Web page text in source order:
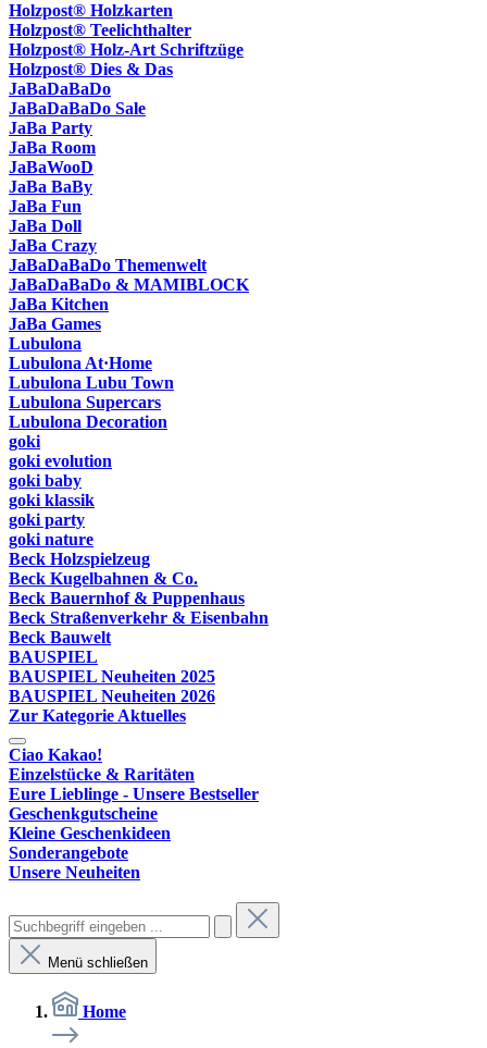
Holzpost® Holzkarten
Holzpost® Teelichthalter
Holzpost® Holz-Art Schriftzüge
Holzpost® Dies & Das
JaBaDaBaDo
JaBaDaBaDo Sale
JaBa Party
JaBa Room
JaBaWooD
JaBa BaBy
JaBa Fun
JaBa Doll
JaBa Crazy
JaBaDaBaDo Themenwelt
JaBaDaBaDo & MAMIBLOCK
JaBa Kitchen
JaBa Games
Lubulona
Lubulona At·Home
Lubulona Lubu Town
Lubulona Supercars
Lubulona Decoration
goki
goki evolution
goki baby
goki klassik
goki party
goki nature
Beck Holzspielzeug
Beck Kugelbahnen & Co.
Beck Bauernhof & Puppenhaus
Beck Straßenverkehr & Eisenbahn
Beck Bauwelt
BAUSPIEL
BAUSPIEL Neuheiten 2025
BAUSPIEL Neuheiten 2026
Zur Kategorie Aktuelles
Ciao Kakao!
Einzelstücke & Raritäten
Eure Lieblinge - Unsere Bestseller
Geschenkgutscheine
Kleine Geschenkideen
Sonderangebote
Unsere Neuheiten
Menü schließen
Home